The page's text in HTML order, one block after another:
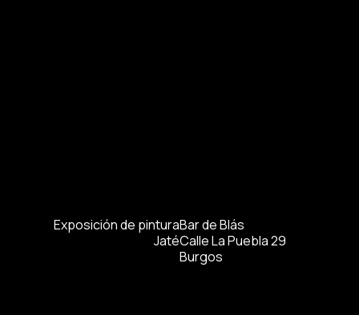
Exposición de pintura
Jaté
Bar de Blás
Calle La Puebla 29
Burgos